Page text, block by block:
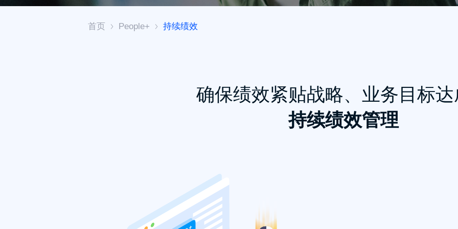
首页 People+ 持续绩效
确保绩效紧贴战略、业务目标
持续绩效管理